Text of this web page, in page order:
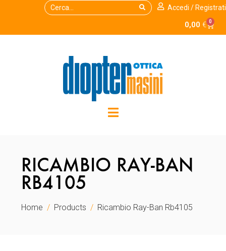
Accedi / Registrati
0,00 € 0
RICAMBIO RAY-BAN
RB4105
Home Products Ricambio Ray-Ban Rb4105